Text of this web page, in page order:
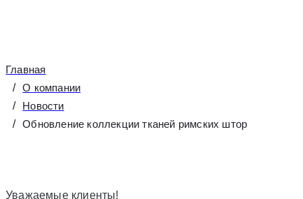
Главная
О компании
Новости
Обновление коллекции тканей римских штор
Уважаемые клиенты!